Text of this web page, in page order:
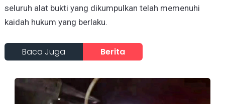
seluruh alat bukti yang dikumpulkan telah memenuhi
kaidah hukum yang berlaku.
Baca Juga Berita